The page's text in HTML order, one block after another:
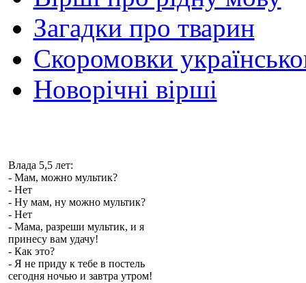
Загадки про тварин
Скоромовки
Новорічні вірші
Влада 5,5 лет:
- Мам, можно мультик?
- Нет
- Ну мам, ну можно мультик?
- Нет
- Мама, разреши мультик, и я
принесу вам удачу!
- Как это?
- Я не приду к тебе в постель
сегодня ночью и завтра утром!